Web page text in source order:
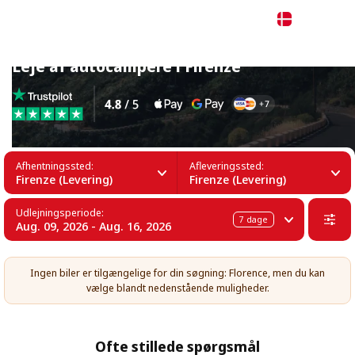
Leje af autocampere i Firenze
Afhentningssted:
Firenze (Levering)
Afleveringssted:
Firenze (Levering)
Udlejningsperiode:
Aug. 09, 2026 - Aug. 16, 2026 7 dage
Ingen biler er tilgængelige for din søgning: Florence, men du kan
vælge blandt nedenstående muligheder.
Ofte stillede spørgsmål